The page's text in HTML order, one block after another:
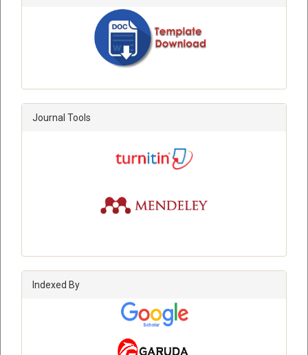
Journal Tools
Indexed By